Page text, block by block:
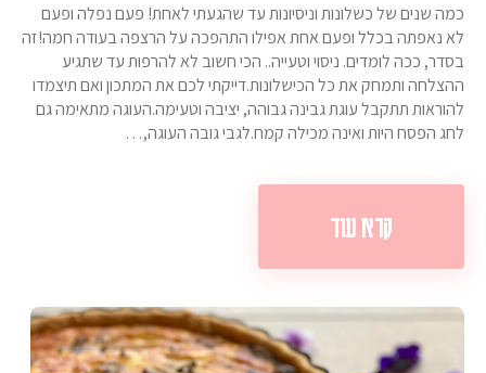
כמה שנים של כשלונות וניסיונות עד שהגעתי לאחת! פעם נפלה ופעם
לא נאפתה בכלל ופעם אחת אפילו התהפכה על הרצפה בעודה חמה!זה
בסדר, ככה לומדים. ניסוי וטעייה.. הכי חשוב לא להרפות עד שתגיע
ההצלחה ותמחק את כל הכישלונות.דייקתי לכם את המתכון ואם תיצמדו
להוראות תתקבל עוגת גבינה גבוהה, יציבה וטעימה.העוגה מתאימה גם
לחג הפסח היות ואינה מכילה קמח.לגבי גובה העוגה,…
קרא עוד